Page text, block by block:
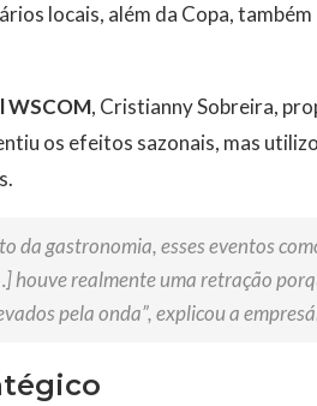
locais, além da Copa,
WSCOM, Cristianny Sobreira,
os efeitos sazonais, mas
da gastronomia, esses eventos
realmente uma retração
pela onda”, explicou a